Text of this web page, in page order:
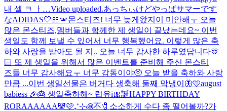
내 셀 ㅋ ㅏ…Video uploaded.あっちぃけどやっぱサマーです
なADIDAS🤍🎀🪽몬스티즈! 너무 늦게왔지이 미안해ㅜ 오늘
많은 몬스티즈,멤버들과 함께한 제 생일이 끝났는데요~ 이번
생일도 함께 보낼 수 있어서 너무 행복했어요. 이렇게 많은 축
하와 사랑을 받아도 될 지.. 오늘 너무 감사한 하루였답니다🫶
🏻 또 제 생일을 위해서 많은 이벤트를 준비해 주신 몬스티
즈들 너무 감사해요ㅜ 너무 감동이야🥺 오늘 받을 축하와 사랑
만큼 ...이번 생일선물은 버거다 생축해 둘째 막냉이🦋🩵august
babiess 🎉🎂 생일축하해~ 럽유i🎀誕HAPPY BIRTHDAY
RORAAAAAA🐼🩷₊⁺⊹꩜不🧷 소소하게 수다 좀 떨어볼까?가